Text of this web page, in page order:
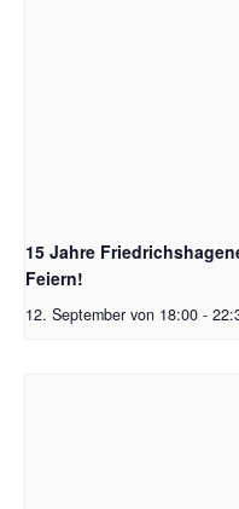
15 Jahre
Feiern!
12. September von 18:00 -